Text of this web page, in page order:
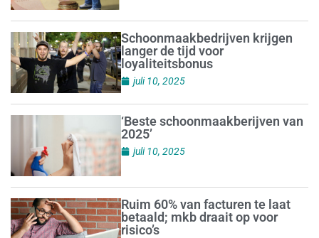
Schoonmaakbedrijven krijgen
langer de tijd voor
loyaliteitsbonus
juli 10, 2025
‘Beste schoonmaakberijven van
2025’
juli 10, 2025
Ruim 60% van facturen te laat
betaald; mkb draait op voor
risico’s